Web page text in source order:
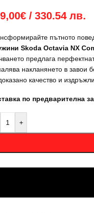
€ / 330.54 лв.
пътното
Skoda Octavia NX
предлага
накланянето в завои
качество и
по предварителна
+